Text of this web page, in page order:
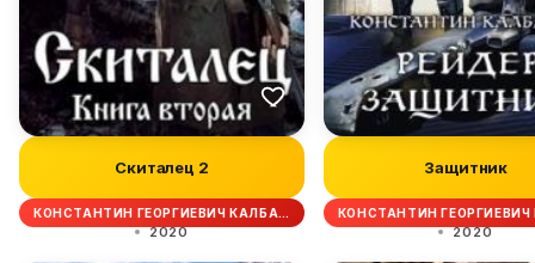
Скиталец 2
КОНСТАНТИН ГЕОРГИЕВИЧ КАЛБА…
2020
Защитник
КОНСТАНТИН
2020